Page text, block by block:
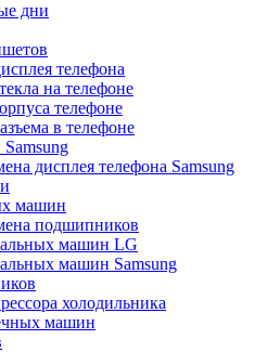
дни
телефона
на телефоне
телефоне
в телефоне
дисплея телефона Samsung
машин
подшипников
машин LG
машин Samsung
холодильника
машин